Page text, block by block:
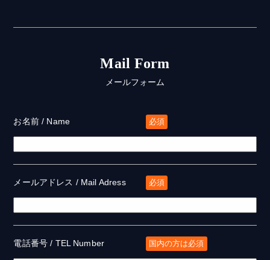
Mail Form
メールフォーム
お名前 / Name 必須
メールアドレス / Mail Adress 必須
電話番号 / TEL Number 国内の方は必須